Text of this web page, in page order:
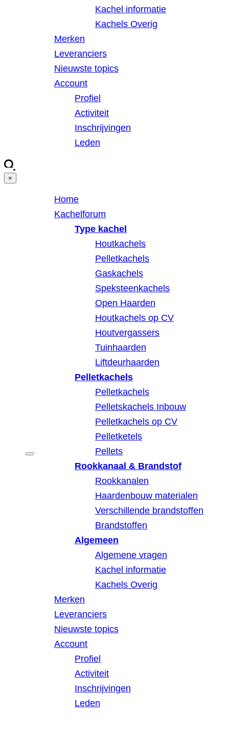
Kachel informatie
Kachels Overig
Merken
Leveranciers
Nieuwste topics
Account
Profiel
Activiteit
Inschrijvingen
Leden
×
Home
Kachelforum
Type kachel
Houtkachels
Pelletkachels
Gaskachels
Speksteenkachels
Open Haarden
Houtkachels op CV
Houtvergassers
Tuinhaarden
Liftdeurhaarden
Pelletkachels
Pelletkachels
Pelletskachels Inbouw
Pelletkachels op CV
Pelletketels
Pellets
Rookkanaal & Brandstof
Rookkanalen
Haardenbouw materialen
Verschillende brandstoffen
Brandstoffen
Algemeen
Algemene vragen
Kachel informatie
Kachels Overig
Merken
Leveranciers
Nieuwste topics
Account
Profiel
Activiteit
Inschrijvingen
Leden